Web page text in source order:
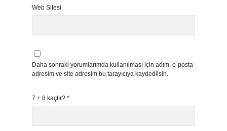
Web Sitesi
Daha sonraki yorumlarımda kullanılması için adım, e-posta
adresim ve site adresim bu tarayıcıya kaydedilsin.
7 + 8 kaçtır? *